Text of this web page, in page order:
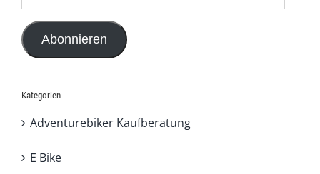
Adresse
Abonnieren
Kategorien
Adventurebiker Kaufberatung
E Bike